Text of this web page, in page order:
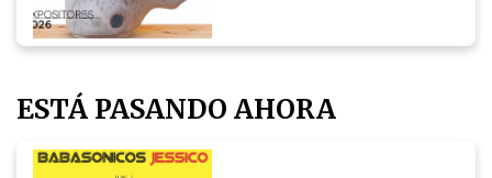
ESTÁ PASANDO AHORA